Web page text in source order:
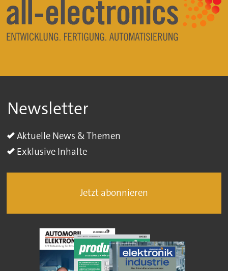
Newsletter
Aktuelle News & Themen
Exklusive Inhalte
Jetzt abonnieren